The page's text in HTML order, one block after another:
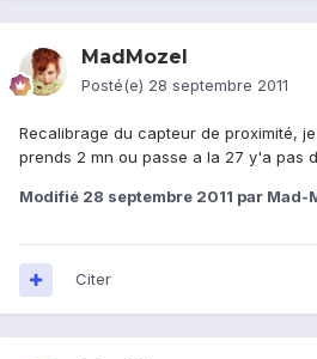
MadMozel
Posté(e) 28 septembre 2011
Recalibrage du capteur de proximité,
prends 2 mn ou passe a la 27 y'a pas
Modifié 28 septembre 2011 par Mad-
Citer